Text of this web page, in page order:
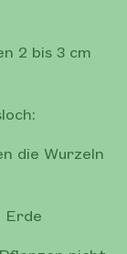
2 bis 3 cm
die Wurzeln
Erde